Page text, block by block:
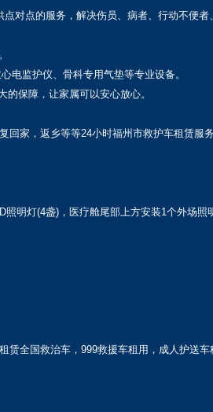
对点的服务，解决伤员、病者、行动不便者
电监护仪、骨科专用气垫等专业设备。
保障，让家属可以安心放心。
家，返乡等等24小时福州市救护车租赁服务
明灯(4盏)，医疗舱尾部上方安装1个外场照
全国救治车，999救援车租用，成人护送车